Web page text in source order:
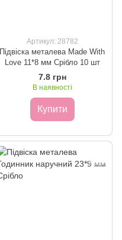
Артикул: 28782
Підвіска металева Made With
Love 11*8 мм Срібло 10 шт
7.8 грн
В наявності
Купити